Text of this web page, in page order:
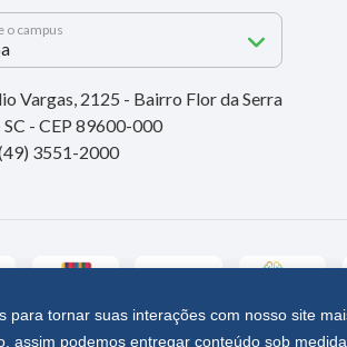
para tornar suas interações com nosso site
assim podemos entregar conteúdo sob
o campus
Vargas, 2125 - Bairro Flor da Serra
SC - CEP 89600-000
3551-2000